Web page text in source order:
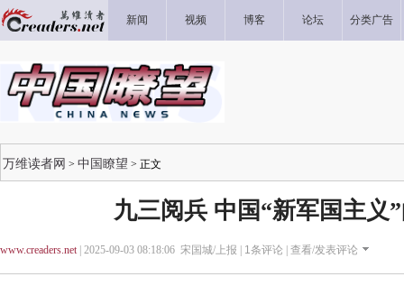
新闻 视频 博客 论坛 分类广告
万维读者网 > 中国瞭望 > 正文
九三阅兵 中国“新军国主义
www.creaders.net| 2025-09-03 08:18:06 宋国城/上报 | 1条评论 | 查看/发表评论